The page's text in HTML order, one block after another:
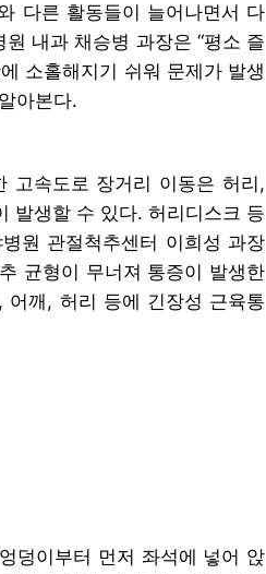
다른 활동들이 늘어나면서 다
내과 채승병 과장은 “평소 즐
소홀해지기 쉬워 문제가 발생
아본다.
고속도로 장거리 이동은 허리,
발생할 수 있다. 허리디스크 등
원 관절척추센터 이희성 과장
균형이 무너져 통증이 발생한
어깨, 허리 등에 긴장성 근육통
덩이부터 먼저 좌석에 넣어 앉